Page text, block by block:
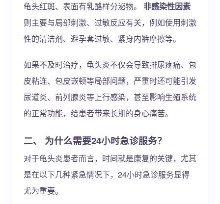
龟头红斑、表面有乳酪样分泌物。 非感染性因素
则主要与局部刺激、过敏反应有关，例如使用刺激
性的清洁剂、避孕套过敏、紧身内裤摩擦等。
如果不及时治疗，龟头炎不仅会导致排尿疼痛、包
皮粘连、包皮嵌顿等局部问题，严重时还可能引发
尿道炎、前列腺炎等上行感染，甚至影响生殖系统
的正常功能，给患者带来长期的身心痛苦。
二、 为什么需要24小时急诊服务？
对于龟头炎患者而言，时间就是康复的关键，尤其
是在以下几种紧急情况下，24小时急诊服务显得
尤为重要。